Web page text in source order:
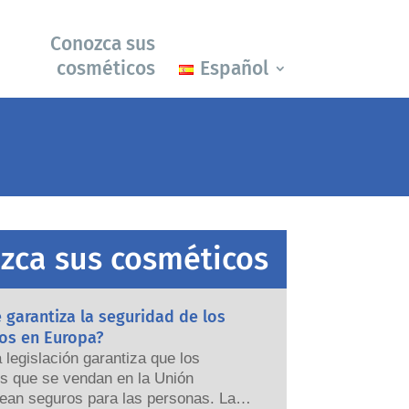
Conozca sus
cosméticos
Español
sus cosméticos
garantiza la seguridad de los
en Europa?
legislación garantiza que los
que se vendan en la Unión
seguros para las personas. Las